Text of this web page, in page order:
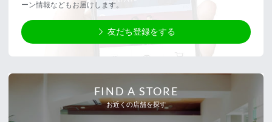
ーン情報などもお届けします。
友だち登録をする
FIND A STORE
お近くの店舗を探す